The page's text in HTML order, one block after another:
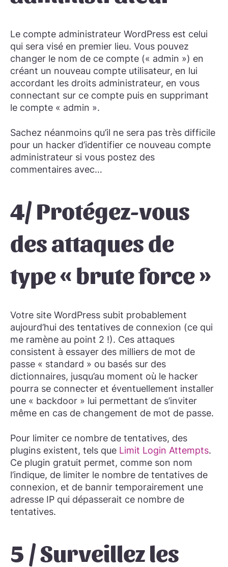
Le compte administrateur WordPress est celui
qui sera visé en premier lieu. Vous pouvez
changer le nom de ce compte (« admin ») en
créant un nouveau compte utilisateur, en lui
accordant les droits administrateur, en vous
connectant sur ce compte puis en supprimant
le compte « admin ».
Sachez néanmoins qu’il ne sera pas très difficile
pour un hacker d’identifier ce nouveau compte
administrateur si vous postez des
commentaires avec…
4/ Protégez-vous
des attaques de
type « brute force »
Votre site WordPress subit probablement
aujourd’hui des tentatives de connexion (ce qui
me ramène au point 2 !). Ces attaques
consistent à essayer des milliers de mot de
passe « standard » ou basés sur des
dictionnaires, jusqu’au moment où le hacker
pourra se connecter et éventuellement installer
une « backdoor » lui permettant de s’inviter
même en cas de changement de mot de passe.
Pour limiter ce nombre de tentatives, des
plugins existent, tels que Limit Login Attempts.
Ce plugin gratuit permet, comme son nom
l’indique, de limiter le nombre de tentatives de
connexion, et de bannir temporairement une
adresse IP qui dépasserait ce nombre de
tentatives.
5 / Surveillez les